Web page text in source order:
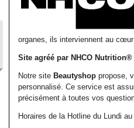
organes, ils interviennent au
Site agréé par NHCO Nutrition®
Notre site Beautyshop propose,
personnalisé. Ce service est
précisément à toutes vos
Horaires de la Hotline du Lundi